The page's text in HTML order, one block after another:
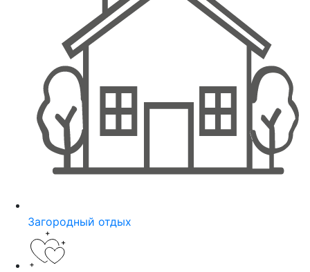
Загородный отдых